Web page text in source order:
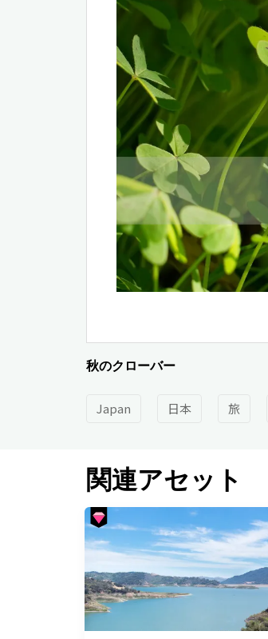
秋のクローバー
Japan 日本 旅
関連アセット